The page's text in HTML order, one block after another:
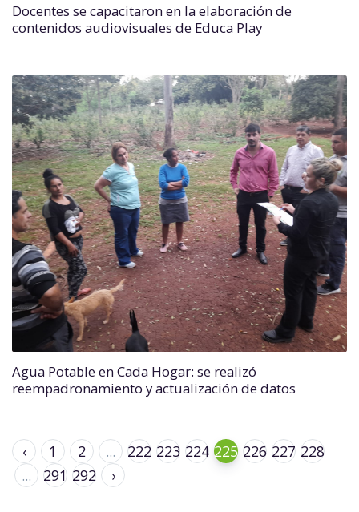
Docentes se capacitaron en la elaboración de
contenidos audiovisuales de Educa Play
Agua Potable en Cada Hogar: se realizó
reempadronamiento y actualización de datos
‹ 1 2 ... 222 223 224 225 226 227 228
...
291 292 ›